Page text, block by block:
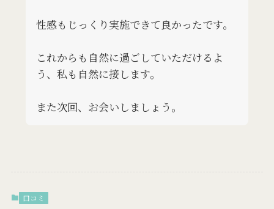
性感もじっくり実施できて良かったです。
これからも自然に過ごしていただけるよ
う、私も自然に接します。
また次回、お会いしましょう。
口コミ